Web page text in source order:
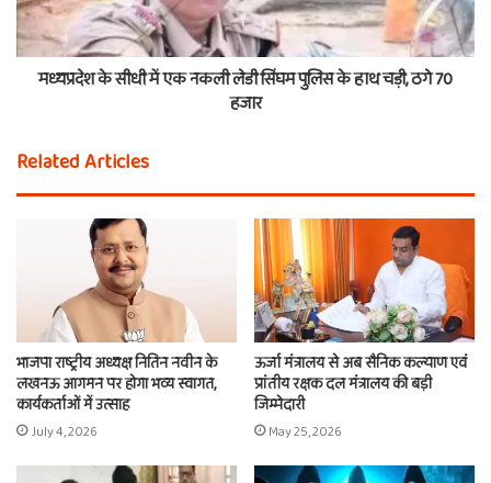
मध्यप्रदेश के सीधी में एक नकली लेडी सिंघम पुलिस के हाथ चड़ी, ठगे 70
हजार
Related Articles
भाजपा राष्ट्रीय अध्यक्ष नितिन नवीन के
लखनऊ आगमन पर होगा भव्य स्वागत,
कार्यकर्ताओं में उत्साह
July 4, 2026
ऊर्जा मंत्रालय से अब सैनिक कल्याण एवं
प्रांतीय रक्षक दल मंत्रालय की बड़ी
जिम्मेदारी
May 25, 2026